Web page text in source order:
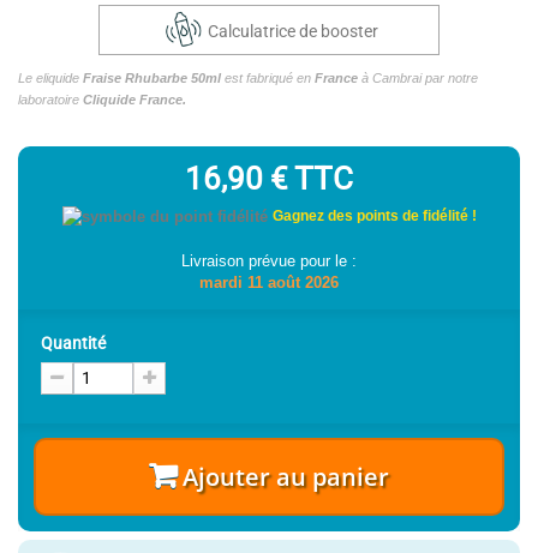
Calculatrice de booster
Le eliquide Fraise Rhubarbe 50ml est fabriqué en France à Cambrai par notre
laboratoire Cliquide France.
16,90 €TTC
Gagnez des points de fidélité !
Livraison prévue pour le :
mardi 11 août 2026
Quantité
Ajouter au panier